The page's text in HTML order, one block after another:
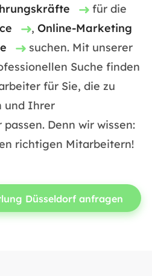
für die
, Online-Marketing
suchen. Mit unserer
Suche finden
für Sie, die zu
und Ihrer
Denn wir wissen:
richtigen Mitarbeitern!
Düsseldorf anfragen